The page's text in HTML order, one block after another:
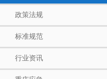
政策法规
标准规范
行业资讯